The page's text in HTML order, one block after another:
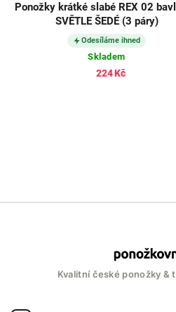
Ponožky krátké slabé REX 02
SVĚTLE ŠEDÉ (3 páry)
Odesíláme ihned
Skladem
224 Kč
Kvalitní české ponožky &